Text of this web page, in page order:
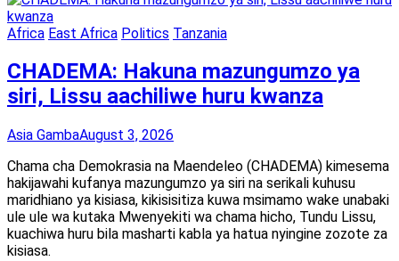
Africa East Africa Politics Tanzania
CHADEMA: Hakuna mazungumzo ya
siri, Lissu aachiliwe huru kwanza
Asia GambaAugust 3, 2026
Chama cha Demokrasia na Maendeleo (CHADEMA) kimesema
hakijawahi kufanya mazungumzo ya siri na serikali kuhusu
maridhiano ya kisiasa, kikisisitiza kuwa msimamo wake unabaki
ule ule wa kutaka Mwenyekiti wa chama hicho, Tundu Lissu,
kuachiwa huru bila masharti kabla ya hatua nyingine zozote za
kisiasa.